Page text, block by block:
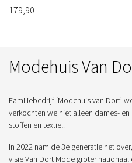
179,90
Modehuis Van
Familiebedrijf ‘Modehuis van Dort’
verkochten we niet alleen dames-
stoffen en textiel.
In 2022 nam de 3e generatie het
visie Van Dort Mode groter